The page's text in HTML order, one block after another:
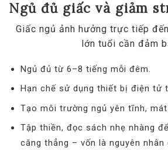
Ngủ đủ giấc và giảm
Giấc ngủ ảnh hưởng trực tiếp
lớn tuổi cần đảm
Ngủ đủ từ 6–8 tiếng mỗi đêm.
Hạn chế sử dụng thiết bị điện tử
Tạo môi trường ngủ yên tĩnh, mát
Tập thiền, đọc sách nhẹ nhàng
căng thẳng – vốn là nguyên nhân